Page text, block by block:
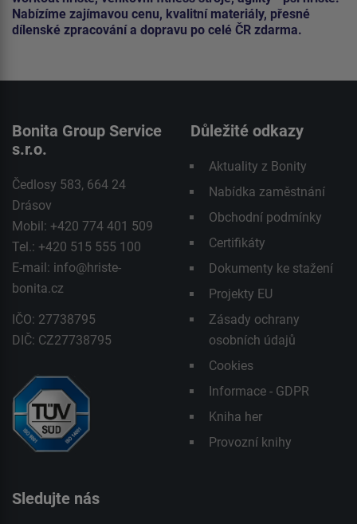
Nabízíme zajímavou cenu, kvalitní materiály, přesné
dílenské zpracování a dopravu po celé ČR zdarma.
Bonita Group Service
s.r.o.
Čedlosy 583, 664 24
Drásov
Mobil: +420 774 401 509
Tel.: +420 515 555 100
E-mail: info@hriste-
bonita.cz
IČO: 27738795
DIČ: CZ27738795
Důležité odkazy
Aktuality z Bonity
Nabídka zaměstnání
Obchodní podmínky
Certifikáty
Dokumenty ke stažení
Projekty EU
Zásady ochrany
osobních údajů
Cookies
Informace - GDPR
Kniha her
Provozní knihy
Sledujte nás